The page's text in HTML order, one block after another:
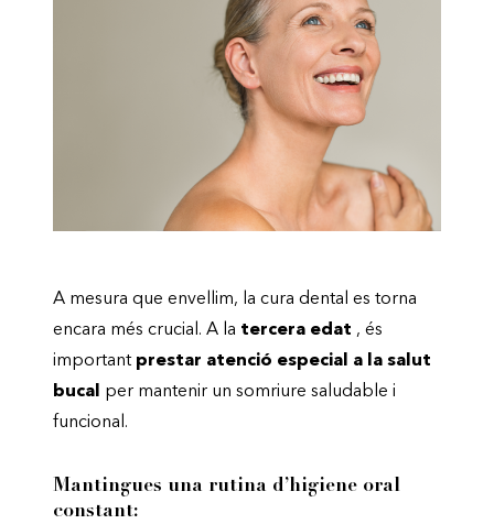
A mesura que envellim, la cura dental es torna
encara més crucial. A la tercera edat , és
important prestar atenció especial a la salut
bucal
per mantenir un somriure saludable i
funcional.
Mantingues una rutina d’higiene oral
constant: